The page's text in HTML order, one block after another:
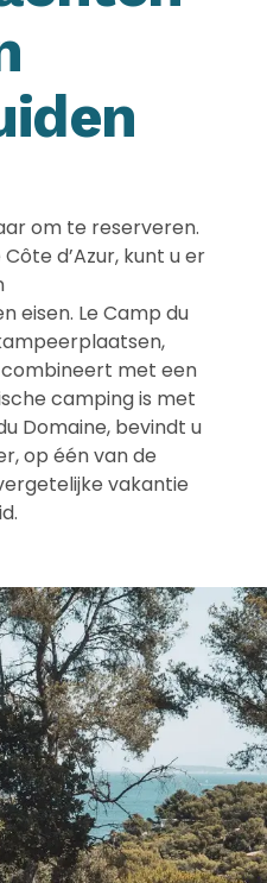
om te reserveren.
d’Azur, kunt u er
eisen. Le Camp du
met een
camping is met
Domaine, bevindt u
op één van de
vakantie